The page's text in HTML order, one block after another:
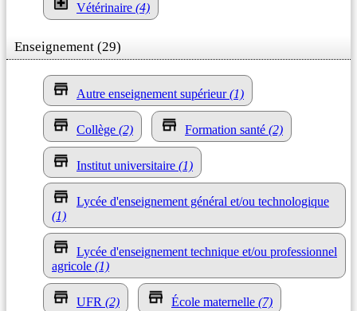
Vétérinaire (4)
Enseignement (29)
Autre enseignement supérieur(1)
Collège (2) Formation santé (2)
Institut universitaire (1)
Lycée d'enseignement général et/ou technologique
(1)
Lycée d'enseignement technique et/ou professionnel
agricole (1)
UFR (2) École maternelle (7)